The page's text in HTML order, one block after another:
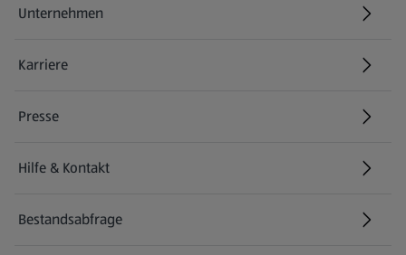
Unternehmen
Karriere
(öffnet in einem neuen Tab)
Presse
Hilfe & Kontakt
(öffnet in einem neuen Tab)
Bestandsabfrage
(öffnet in einem neuen Tab)